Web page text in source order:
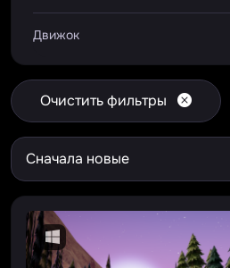
Движок
Очистить фильтры